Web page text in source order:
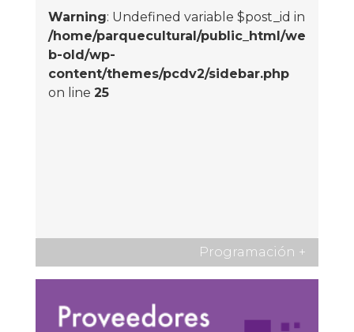
Warning: Undefined variable $post_id in
/home/parquecultural/public_html/we
b-old/wp-
content/themes/pcdv2/sidebar.php
on line 25
Programación +